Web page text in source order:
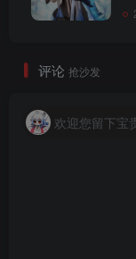
评论 抢沙发
欢迎您留下宝